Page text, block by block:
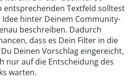
entsprechenden Textfeld solltest
hinter Deinem Community-
beschreiben. Dadurch
dass es Dein Filter in die
Deinen Vorschlag eingereicht,
nur auf die Entscheidung des
warten.